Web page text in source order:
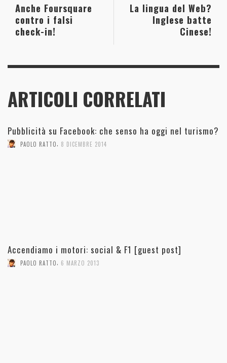
La lingua del Web?
Inglese batte
Cinese!
Anche Foursquare
contro i falsi
check-in!
ARTICOLI CORRELATI
Pubblicità su Facebook: che senso ha oggi nel turismo?
PAOLO RATTO 8 DICEMBRE 2014
Accendiamo i motori: social & F1 [guest post]
PAOLO RATTO, 6 MARZO 2013